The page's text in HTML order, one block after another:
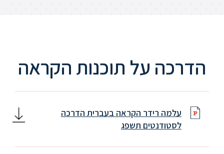
עכשיו
הדרכה על תוכנות הקראה
עלמה רידר הקראה בעברית הדרכה
לסטודנטים תשפג